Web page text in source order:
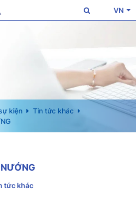
VN
kiện
Tin tức khác
tức khác